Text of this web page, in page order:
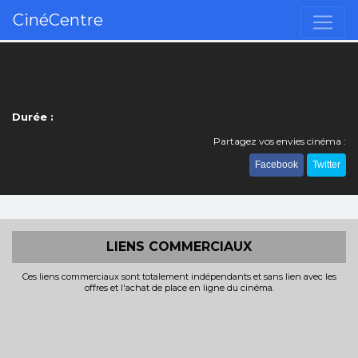
CinéCentre
Durée :
Partagez vos envies cinéma :
Facebook Twitter
LIENS COMMERCIAUX
Ces liens commerciaux sont totalement indépendants et sans lien avec les
offres et l'achat de place en ligne du cinéma.